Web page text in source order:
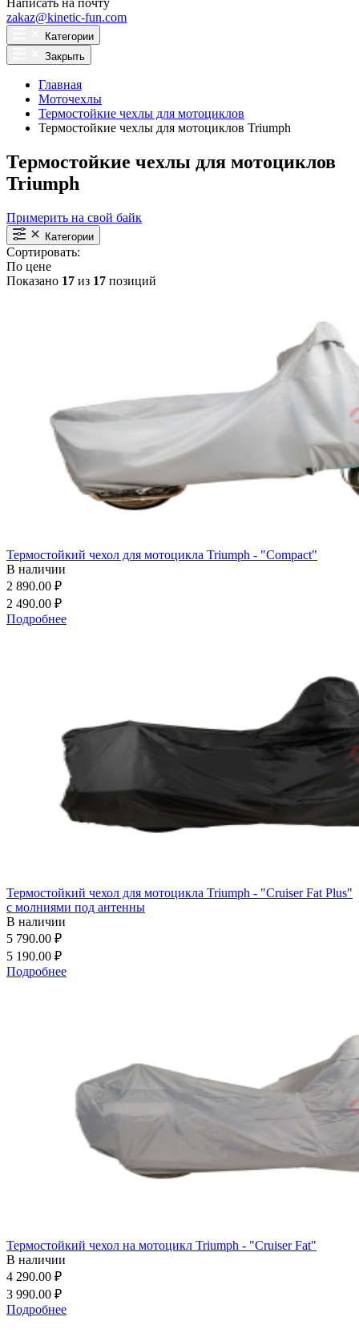
Написать на почту
zakaz@kinetic-fun.com
Категории
Закрыть
Главная
Моточехлы
Термостойкие чехлы для мотоциклов
Термостойкие чехлы для мотоциклов Triumph
Термостойкие чехлы для мотоциклов
Triumph
Примерить на свой байк
Категории
Сортировать:
По цене
Показано 17 из 17 позиций
Термостойкий чехол для мотоцикла Triumph - "Compact"
В наличии
2 890.00 ₽
2 490.00 ₽
Подробнее
Термостойкий чехол для мотоцикла Triumph - "Cruiser Fat Plus"
с молниями под антенны
В наличии
5 790.00 ₽
5 190.00 ₽
Подробнее
Термостойкий чехол на мотоцикл Triumph - "Cruiser Fat"
В наличии
4 290.00 ₽
3 990.00 ₽
Подробнее